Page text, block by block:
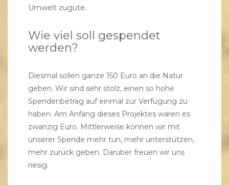
Umwelt zugute.
Wie viel soll gespendet
werden?
Diesmal sollen ganze 150 Euro an die Natur
geben. Wir sind sehr stolz, einen so hohe
Spendenbetrag auf einmal zur Verfügung zu
haben. Am Anfang dieses Projektes waren es
zwanzig Euro. Mittlerweise können wir mit
unserer Spende mehr tun, mehr unterstützen,
mehr zurück geben. Darüber freuen wir uns
riesig.